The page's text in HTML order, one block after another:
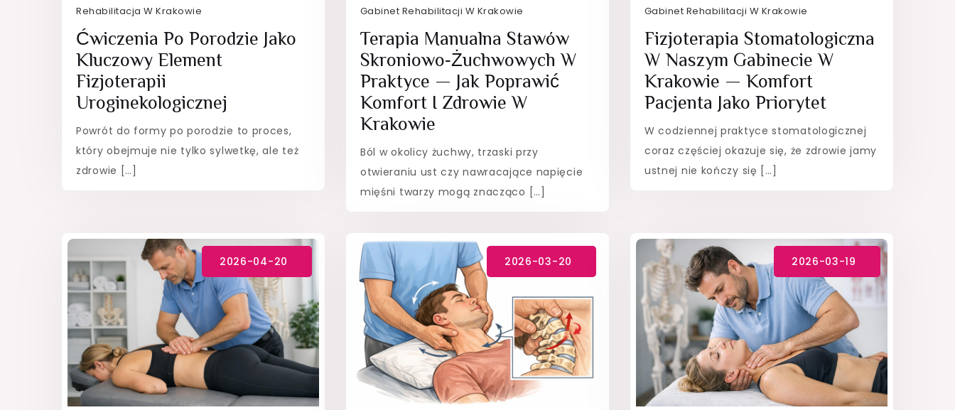
Rehabilitacja W Krakowie
Ćwiczenia Po Porodzie Jako
Kluczowy Element
Fizjoterapii
Uroginekologicznej
Powrót do formy po porodzie to proces,
który obejmuje nie tylko sylwetkę, ale też
zdrowie […]
Gabinet Rehabilitacji W Krakowie
Terapia Manualna Stawów
Skroniowo‑żuchwowych W
Praktyce — Jak Poprawić
Komfort I Zdrowie W
Krakowie
Ból w okolicy żuchwy, trzaski przy
otwieraniu ust czy nawracające napięcie
mięśni twarzy mogą znacząco […]
Gabinet Rehabilitacji W Krakowie
Fizjoterapia Stomatologiczna
W Naszym Gabinecie W
Krakowie — Komfort
Pacjenta Jako Priorytet
W codziennej praktyce stomatologicznej
coraz częściej okazuje się, że zdrowie jamy
ustnej nie kończy się […]